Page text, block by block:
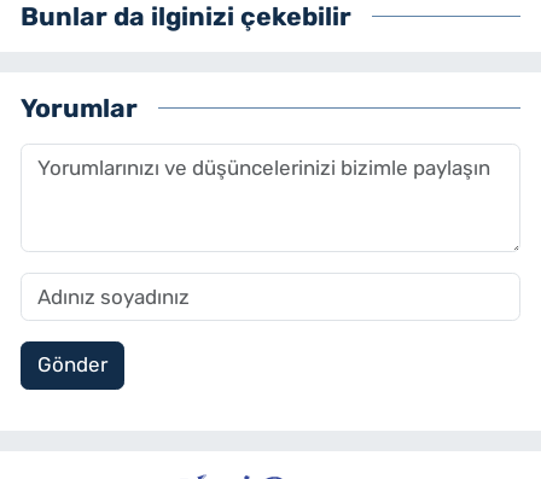
Bunlar da ilginizi çekebilir
Yorumlar
Gönder